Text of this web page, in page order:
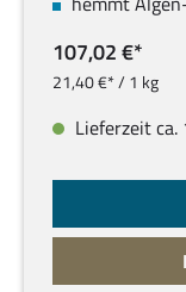
107,02 €*
21,40 €* / 1 kg
Lieferzeit ca.